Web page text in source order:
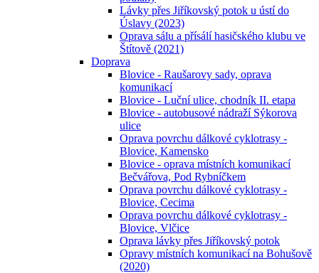
Lávky přes Jiříkovský potok u ústí do
Úslavy (2023)
Oprava sálu a přísálí hasičského klubu ve
Štítově (2021)
Doprava
Blovice - Raušarovy sady, oprava
komunikací
Blovice - Luční ulice, chodník II. etapa
Blovice - autobusové nádraží Sýkorova
ulice
Oprava povrchu dálkové cyklotrasy -
Blovice, Kamensko
Blovice - oprava místních komunikací
Bečvářova, Pod Rybníčkem
Oprava povrchu dálkové cyklotrasy -
Blovice, Cecima
Oprava povrchu dálkové cyklotrasy -
Blovice, Vlčice
Oprava lávky přes Jiříkovský potok
Opravy místních komunikací na Bohušově
(2020)